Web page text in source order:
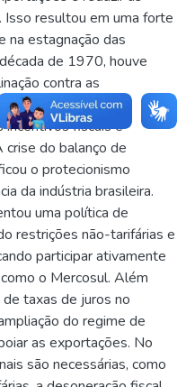
resultou em uma forte
na estagnação das
de 1970, houve
contra as
as medidas
incentivos fiscais e
do balanço de
o protecionismo
da indústria brasileira.
uma política de
restrições não-tarifárias e
participar ativamente
o Mercosul. Além
taxas de juros no
do regime de
as exportações. No
são necessárias, como